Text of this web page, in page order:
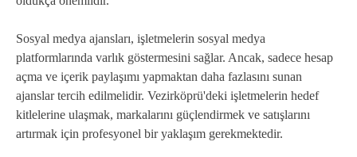
Sosyal medya ajansları, işletmelerin sosyal medya
platformlarında varlık göstermesini sağlar. Ancak, sadece hesap
açma ve içerik paylaşımı yapmaktan daha fazlasını sunan
ajanslar tercih edilmelidir. Vezirköprü'deki işletmelerin hedef
kitlelerine ulaşmak, markalarını güçlendirmek ve satışlarını
artırmak için profesyonel bir yaklaşım gerekmektedir.